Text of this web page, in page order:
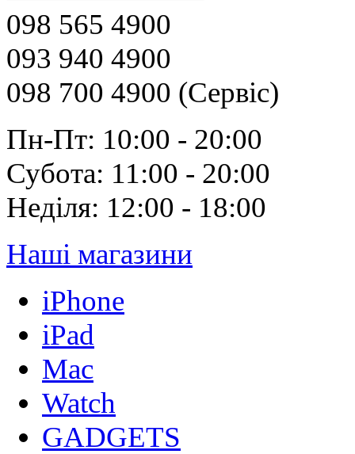
098 565 4900
093 940 4900
098 700 4900 (Сервіс)
Пн-Пт: 10:00 - 20:00
Субота: 11:00 - 20:00
Неділя: 12:00 - 18:00
Наші магазини
iPhone
iPad
Mac
Watch
GADGETS